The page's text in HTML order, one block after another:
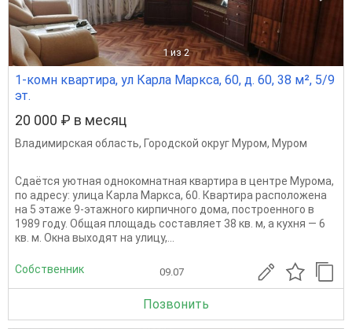
1 из 2
1-комн квартира, ул Карла Маркса, 60, д. 60, 38 м², 5/9
эт.
20 000 ₽ в месяц
Владимирская область, Городской округ Муром, Муром
Сдаётся уютная однокомнатная квартира в центре Мурома,
по адресу: улица Карла Маркса, 60. Квартира расположена
на 5 этаже 9-этажного кирпичного дома, построенного в
1989 году. Общая площадь составляет 38 кв. м, а кухня — 6
кв. м. Окна выходят на улицу,...
Собственник 09.07
Позвонить